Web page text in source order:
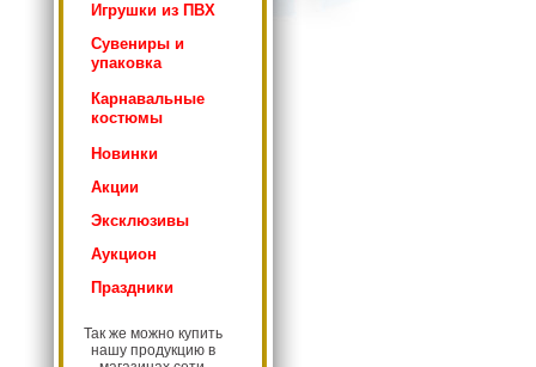
Игрушки из ПВХ
Сувениры и
упаковка
Карнавальные
костюмы
Новинки
Акции
Эксклюзивы
Аукцион
Праздники
Так же можно купить
нашу продукцию в